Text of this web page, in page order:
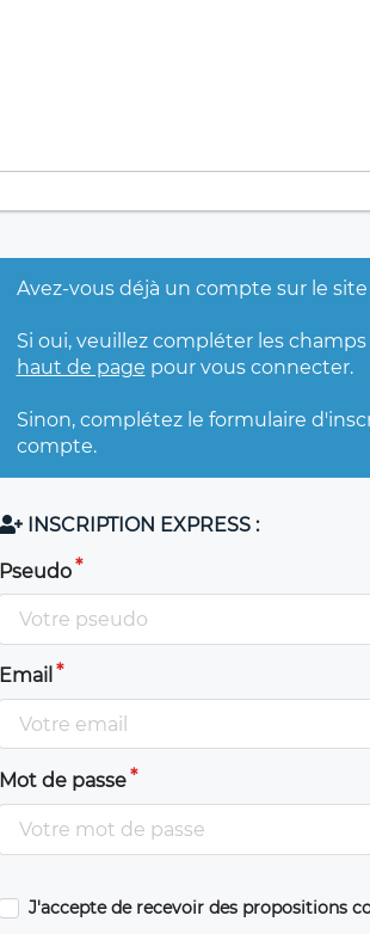
Avez-vous déjà un compte sur le site
Si oui, veuillez compléter les
haut de page pour vous connecter.
Sinon, complétez le formulaire
compte.
INSCRIPTION EXPRESS :
Pseudo
Email
Mot de passe
J'accepte de recevoir des propositions